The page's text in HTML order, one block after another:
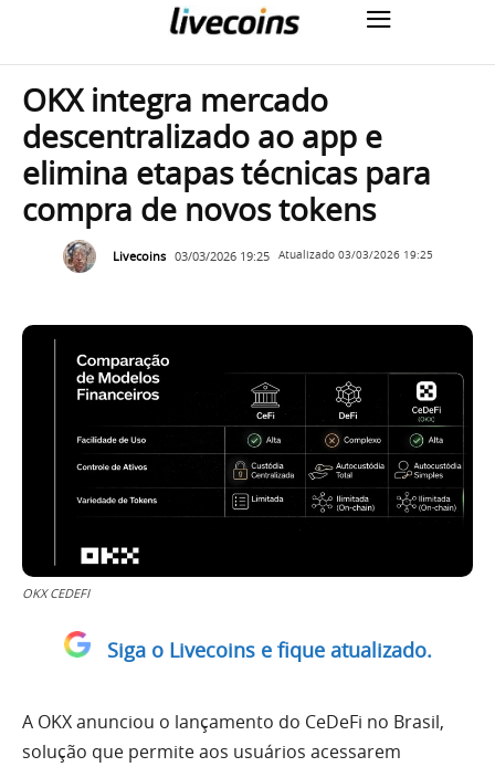
OKX integra mercado
descentralizado ao app e
elimina etapas técnicas para
compra de novos tokens
Livecoins 03/03/2026 19:25 Atualizado 03/03/2026 19:25
OKX CEDEFI
Siga o Livecoins e fique atualizado.
A OKX anunciou o lançamento do CeDeFi no Brasil,
solução que permite aos usuários acessarem